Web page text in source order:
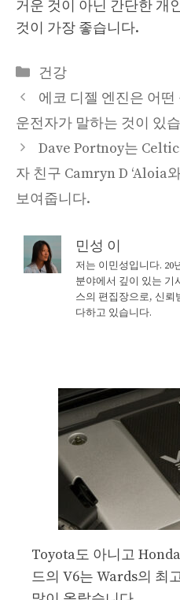
거운 것이 아닌 간단한 개
것이 가장 좋습니다.
Categories
건강
에코 디젤 엔진은 어떤
운전자가 말하는 것이 있
Dave Portnoy는
자 친구 Camryn D ‘Aloia
보여줍니다.
민성 이
저는 이민성입니다. 20
분야에서 깊이 있는 기
스의 편집장으로, 신뢰
다하고 있습니다.
Toyota도 아니고
드의 V6는 Wards의 최